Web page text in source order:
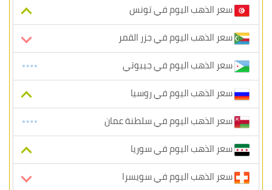
سعر الذهب اليوم في تونس
سعر الذهب اليوم في جزر القمر
سعر الذهب اليوم في جيبوتي
سعر الذهب اليوم في روسيا
سعر الذهب اليوم في سلطنة عمان
سعر الذهب اليوم في سوريا
سعر الذهب اليوم في سويسرا